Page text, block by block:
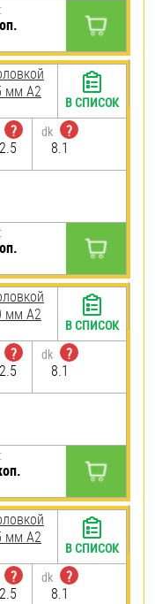
мм А2
?
2.5
dk
?
8.1
В СПИСОК
мм А2
?
2.5
dk
?
8.1
В СПИСОК
мм А2
?
2.5
dk
?
8.1
В СПИСОК